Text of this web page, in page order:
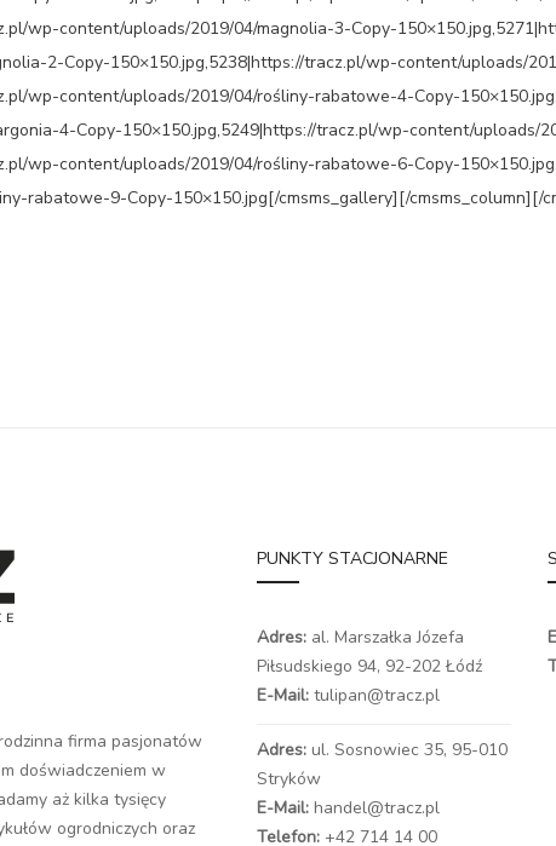
wp-content/uploads/2019/04/magnolia-3-Copy-
2-Copy-150×150.jpg,5238|https://tracz.pl/wp-content/uploads/
wp-content/uploads/2019/04/rośliny-rabatowe-4-Copy-
4-Copy-150×150.jpg,5249|https://tracz.pl/wp-content/uploads/
wp-content/uploads/2019/04/rośliny-rabatowe-6-Copy-
rabatowe-9-Copy-150×150.jpg[/cmsms_gallery][/cmsms_column][/
firma pasjonatów
doświadczeniem w
aż kilka tysięcy
ogrodniczych oraz
PUNKTY STACJONARNE
Adres: al. Marszałka Józefa
Piłsudskiego 94, 92-202 Łódź
E-Mail: tulipan@tracz.pl
Adres: ul. Sosnowiec 35, 95-010
Stryków
E-Mail: handel@tracz.pl
Telefon: +42 714 14 00